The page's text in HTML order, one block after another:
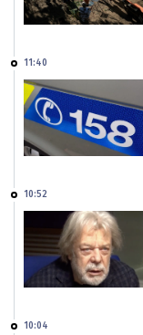
11:40
10:52
10:04